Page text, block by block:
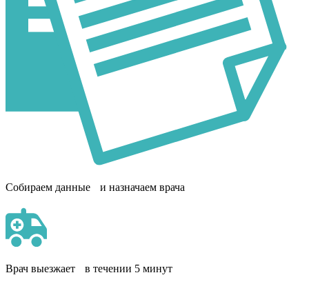
Собираем данные и назначаем врача
Врач выезжает в течении 5 минут